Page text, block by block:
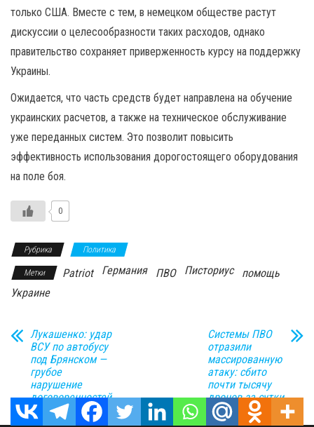
только США. Вместе с тем, в немецком обществе растут
дискуссии о целесообразности таких расходов, однако
правительство сохраняет приверженность курсу на поддержку
Украины.
Ожидается, что часть средств будет направлена на обучение
украинских расчетов, а также на техническое обслуживание
уже переданных систем. Это позволит повысить
эффективность использования дорогостоящего оборудования
на поле боя.
0
Рубрика Политика
Метки Patriot Германия ПВО Писториус
помощь
Украине
Лукашенко: удар
ВСУ по автобусу
под Брянском —
грубое
нарушение
договоренностей
Системы ПВО
отразили
массированную
атаку: сбито
почти тысячу
дронов за сутки